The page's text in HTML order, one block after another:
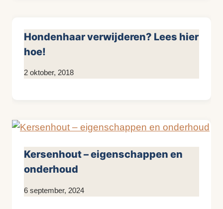
Hondenhaar verwijderen? Lees hier
hoe!
Door
2 oktober, 2018
Kersenhout – eigenschappen en
onderhoud
Door
6 september, 2024